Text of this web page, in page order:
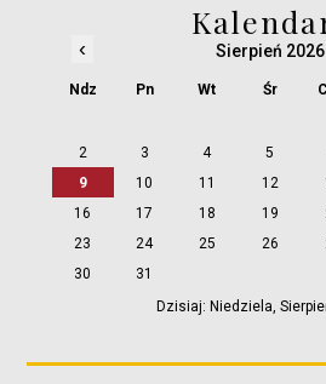
‹ Sierpień 2026
Ndz Pn Wt Śr
2
3 4 5
9
10 11 12
16
17 18 19
23
24 25 26
30
31
Dzisiaj: Niedziela,